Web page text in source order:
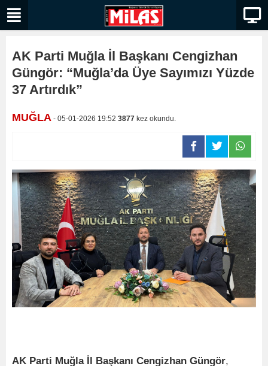
AK Parti Muğla İl Başkanı Cengizhan
Güngör: “Muğla’da Üye Sayımızı Yüzde
37 Artırdık”
MUĞLA - 05-01-2026 19:52 3877 kez okundu.
AK Parti Muğla İl Başkanı Cengizhan Güngör,